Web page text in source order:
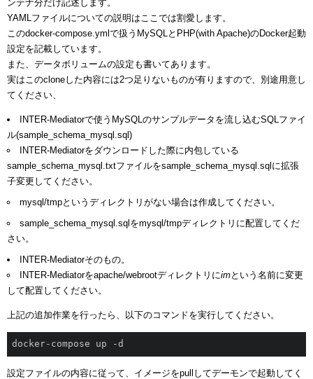
ンテナ分だけ記述します。
YAMLファイルについての説明はここでは割愛します。
このdocker-compose.ymlで扱うMySQLとPHP(with Apache)のDocker起動
設定を記載しています。
また、データボリュームの設定も書いてあります。
実はこのcloneした内容には2つ足りないものが有りますので、別途用意し
てください、
INTER-Mediatorで使うMySQLのサンプルデータを流し込むSQLファイ
ル(sample_schema_mysql.sql)
INTER-Mediatorをダウンロードした際に内包している
sample_schema_mysql.txtファイルをsample_schema_mysql.sqlに拡張
子変更してください。
mysql/tmpというディレクトリがない場合は作成してください。
sample_schema_mysql.sqlをmysql/tmpディレクトリに配置してくだ
さい。
INTER-Mediatorそのもの。
INTER-Mediatorをapache/webrootディレクトリにimという名前に変更
して配置してください。
上記の追加作業を行ったら、以下のコマンドを実行してください。
docker-compose up -d
設定ファイルの内容に従って、イメージをpullしてデーモンで起動してく